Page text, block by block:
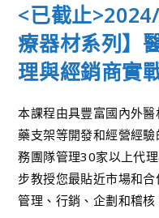
<已截止
療器材系列】
理與經銷商實
本課程由具豐富國內外
藥支架等開發和經營經
務團隊管理30家以上代
步教授您最貼近市場和
管理、行銷、企劃和稽核